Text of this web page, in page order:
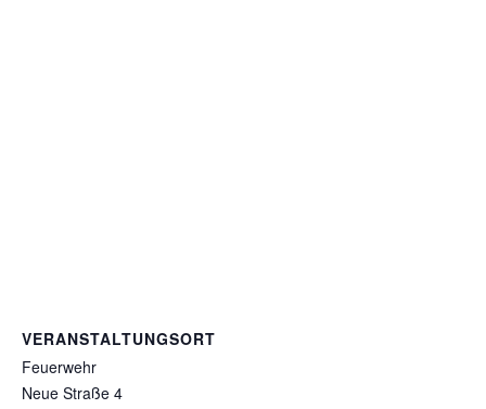
VERANSTALTUNGSORT
Feuerwehr
Neue Straße 4